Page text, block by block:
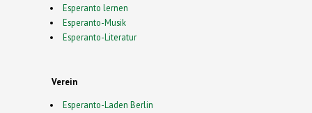
Esperanto lernen
Esperanto-Musik
Esperanto-Literatur
Verein
Esperanto-Laden Berlin